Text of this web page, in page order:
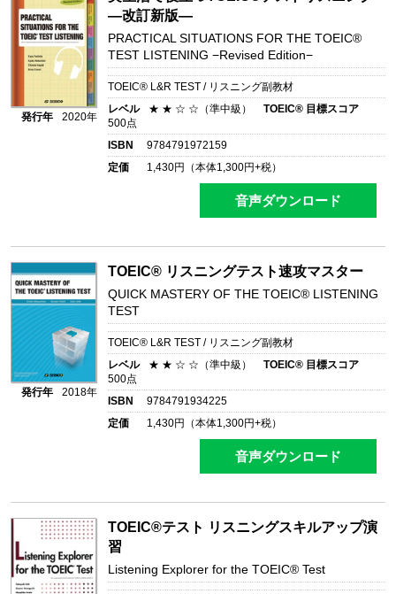
発行年 2020年
―改訂新版―
PRACTICAL SITUATIONS FOR THE TOEIC®
TEST LISTENING −Revised Edition−
TOEIC® L&R TEST / リスニング副教材
レベル
★ ★ ☆ ☆（準中級）
TOEIC® 目標スコア
500点
ISBN
9784791972159
定価
1,430円（本体1,300円+税）
音声ダウンロード
発行年 2018年
TOEIC® リスニングテスト速攻マスター
QUICK MASTERY OF THE TOEIC® LISTENING
TEST
TOEIC® L&R TEST / リスニング副教材
レベル
★ ★ ☆ ☆（準中級）
TOEIC® 目標スコア
500点
ISBN
9784791934225
定価
1,430円（本体1,300円+税）
音声ダウンロード
TOEIC®テスト リスニングスキルアップ演
習
Listening Explorer for the TOEIC® Test